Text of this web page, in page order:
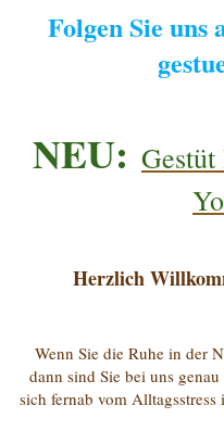
Folgen Sie uns
NEU:
Herzlich
Wenn Sie die Ruhe in der
dann sind Sie bei uns
sich fernab vom